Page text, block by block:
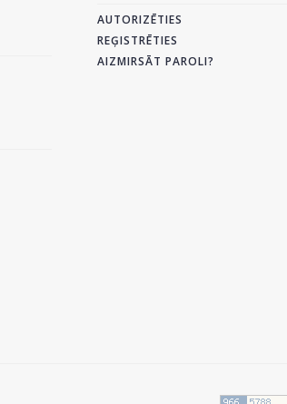
AUTORIZĒTIES
REĢISTRĒTIES
AIZMIRSĀT PAROLI?